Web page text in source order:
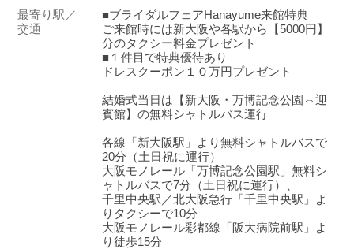
最寄り駅／
交通
■ブライダルフェアHanayume来館特典
ご来館時には新大阪や各駅から【5000円】
分のタクシー料金プレゼント
■１件目で特典優待あり
ドレスクーポン１０万円プレゼント
結婚式当日は【新大阪・万博記念公園⇔迎
賓館】の無料シャトルバス運行
各線「新大阪駅」より無料シャトルバスで
20分（土日祝に運行）
大阪モノレール「万博記念公園駅」無料シ
ャトルバスで7分（土日祝に運行）、
千里中央駅／北大阪急行「千里中央駅」よ
りタクシーで10分
大阪モノレール彩都線「阪大病院前駅」よ
り徒歩15分